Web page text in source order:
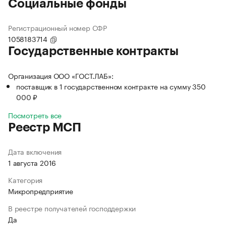
Социальные фонды
Регистрационный номер СФР
1058183714
Государственные контракты
Организация ООО «ГОСТ.ЛАБ»:
поставщик в 1 государственном контракте на сумму 350
000 ₽
Посмотреть все
Реестр МСП
Дата включения
1 августа 2016
Категория
Микропредприятие
В реестре получателей господдержки
Да